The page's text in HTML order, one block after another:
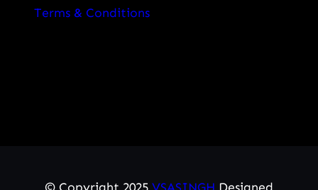
Terms & Conditions